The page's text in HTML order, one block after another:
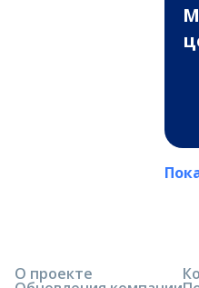
О проекте